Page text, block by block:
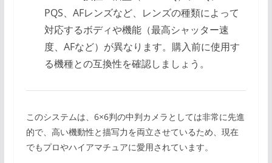
PQS、AFレンズなど、レンズの種類によって
対応するボディや機能（最高シャッター速
度、AFなど）が異なります。購入前に使用す
る機種との互換性を確認しましょう。
このシステムは、6×6判の中判カメラとしては非常に先進
的で、高い機動性と描写力を両立させているため、現在
でもプロやハイアマチュアに愛用されています。